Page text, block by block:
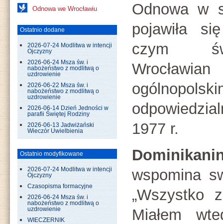
Odnowa we Wrocławiu
Ostatnio dodane
2026-07-24 Modlitwa w intencji
Ojczyzny
2026-06-24 Msza św. i
nabożeństwo z modlitwą o
uzdrowienie
2026-06-22 Msza św. i
nabożeństwo z modlitwą o
uzdrowienie
2026-06-14 Dzień Jedności w
parafii Świętej Rodziny
2026-06-13 Jadwiżański
Wieczór Uwielbienia
Ostatnio modyfikowane
2026-07-24 Modlitwa w intencji
Ojczyzny
Czasopisma formacyjne
2026-06-24 Msza św. i
nabożeństwo z modlitwą o
uzdrowienie
WIECZERNIK
Odnowa w
pojawiła
czym
1977 r.
wspomina
„Wszystko
Miałem